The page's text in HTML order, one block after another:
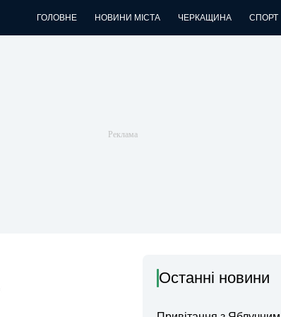
ГОЛОВНЕ НОВИНИ МІСТА ЧЕРКАЩИНА СПОРТ
Останні новини